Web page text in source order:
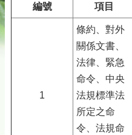
編號 項目
1
條約、對外
關係文書、
法律、緊急
命令、中央
法規標準法
所定之命
令、法規命